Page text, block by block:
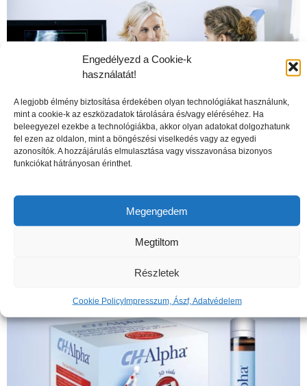
Engedélyezd a Cookie-k
használatát!
A legjobb élmény biztosítása érdekében olyan technológiákat használunk,
mint a cookie-k az eszközadatok tárolására és/vagy eléréséhez. Ha
beleegyezel ezekbe a technológiákba, akkor olyan adatokat dolgozhatunk
fel ezen az oldalon, mint a böngészési viselkedés vagy az egyedi
azonosítók. A hozzájárulás elmulasztása vagy visszavonása bizonyos
funkciókat hátrányosan érinthet.
Megengedem
Megtiltom
Részletek
Cookie PolicyImpresszum, Ászf, Adatvédelem